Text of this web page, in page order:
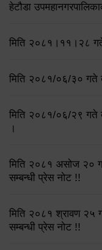
हेटौडा
मिति २०८१।११।२८ गते
मिति २०८१/०६/३० गते
मिति २०८१/०६/२९ गते
।
मिति २०८१ असोज २०
सम्बन्धी प्रेस नोट !!
मिति २०८१ श्रावण २५
सम्बन्धी प्रेस नोट !!